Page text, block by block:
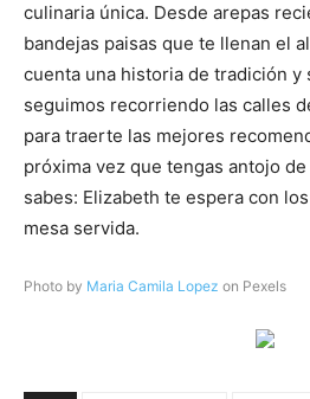
culinaria única. Desde arepas
bandejas paisas que te llenan el
cuenta una historia de tradición y
seguimos recorriendo las calles
para traerte las mejores
próxima vez que tengas antojo
sabes: Elizabeth te espera con
mesa servida.
Photo by Maria Camila Lopez on Pexels